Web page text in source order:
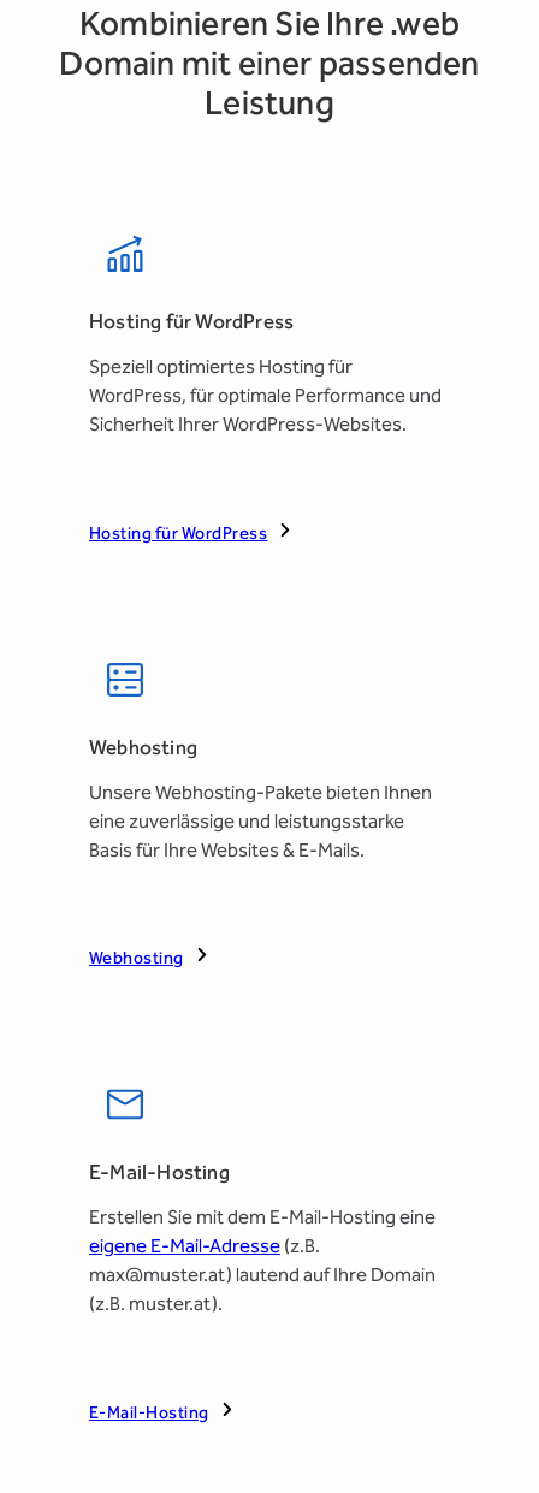
Kombinieren Sie Ihre .web
Domain mit einer passenden
Leistung
Hosting für WordPress
Speziell optimiertes Hosting für
WordPress, für optimale Performance und
Sicherheit Ihrer WordPress-Websites.
Hosting für WordPress
Webhosting
Unsere Webhosting-Pakete bieten Ihnen
eine zuverlässige und leistungsstarke
Basis für Ihre Websites & E-Mails.
Webhosting
E-Mail-Hosting
Erstellen Sie mit dem E-Mail-Hosting eine
eigene E-Mail-Adresse(z.B.
max@muster.at) lautend auf Ihre Domain
(z.B. muster.at).
E-Mail-Hosting